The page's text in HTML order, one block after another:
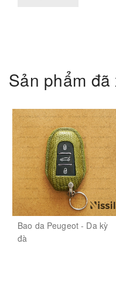
Sản phẩm đã
Bao da Peugeot - Da kỳ
đà